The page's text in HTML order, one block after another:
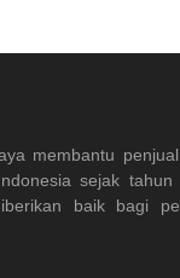
membantu
sejak
baik bagi